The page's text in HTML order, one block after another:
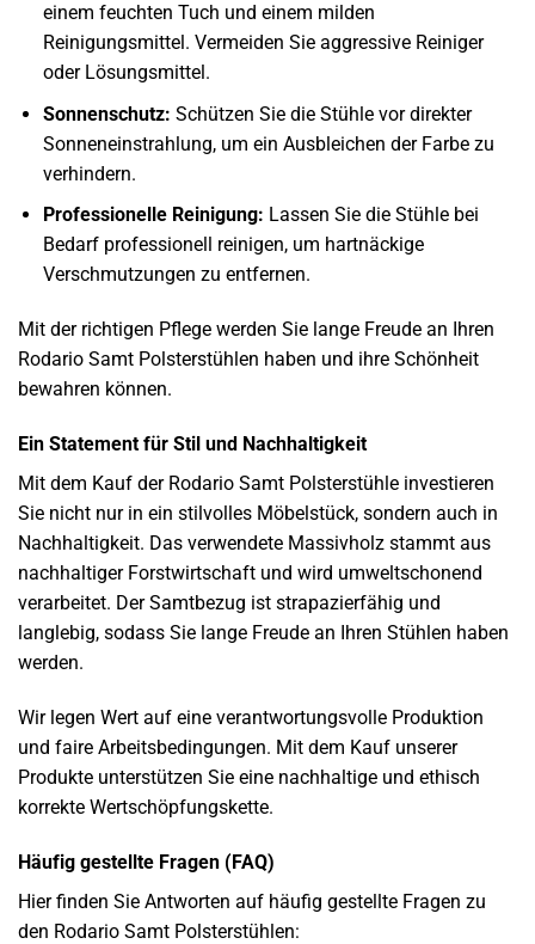
einem feuchten Tuch und einem milden
Reinigungsmittel. Vermeiden Sie aggressive Reiniger
oder Lösungsmittel.
Sonnenschutz: Schützen Sie die Stühle vor direkter
Sonneneinstrahlung, um ein Ausbleichen der Farbe zu
verhindern.
Professionelle Reinigung: Lassen Sie die Stühle bei
Bedarf professionell reinigen, um hartnäckige
Verschmutzungen zu entfernen.
Mit der richtigen Pflege werden Sie lange Freude an Ihren
Rodario Samt Polsterstühlen haben und ihre Schönheit
bewahren können.
Ein Statement für Stil und Nachhaltigkeit
Mit dem Kauf der Rodario Samt Polsterstühle investieren
Sie nicht nur in ein stilvolles Möbelstück, sondern auch in
Nachhaltigkeit. Das verwendete Massivholz stammt aus
nachhaltiger Forstwirtschaft und wird umweltschonend
verarbeitet. Der Samtbezug ist strapazierfähig und
langlebig, sodass Sie lange Freude an Ihren Stühlen haben
werden.
Wir legen Wert auf eine verantwortungsvolle Produktion
und faire Arbeitsbedingungen. Mit dem Kauf unserer
Produkte unterstützen Sie eine nachhaltige und ethisch
korrekte Wertschöpfungskette.
Häufig gestellte Fragen (FAQ)
Hier finden Sie Antworten auf häufig gestellte Fragen zu
den Rodario Samt Polsterstühlen: